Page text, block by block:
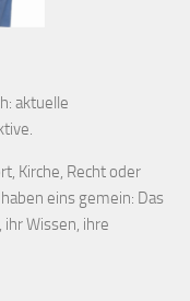
aktuelle
Kirche, Recht oder
eins gemein: Das
Wissen, ihre